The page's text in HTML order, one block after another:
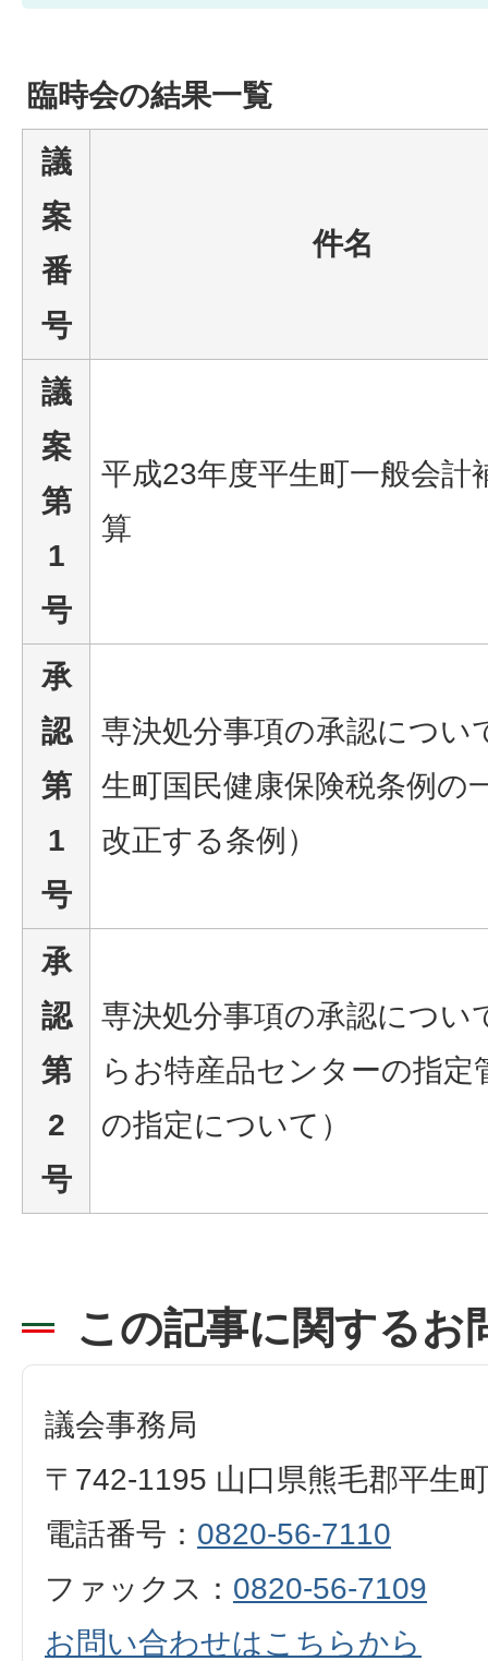
臨時会の結果一覧
議
案
番
号
件名
議
案
第
1
号
平成23年度平生町一般会計
算
承
認
第
1
号
専決処分事項の承認につい
生町国民健康保険税条例の
改正する条例）
承
認
第
2
号
専決処分事項の承認につい
らお特産品センターの指定
の指定について）
この記事に関するお
議会事務局
〒742-1195 山口県熊毛郡平生
電話番号： 0820-56-7110
ファックス： 0820-56-7109
お問い合わせはこちらから